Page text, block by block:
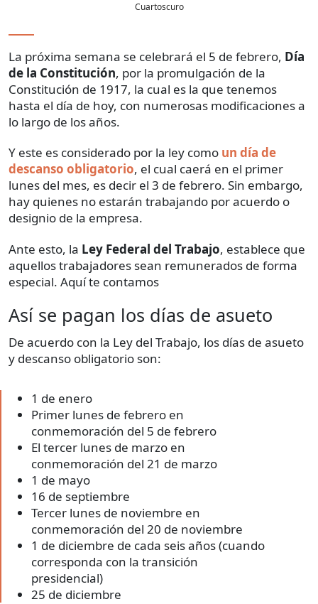
Cuartoscuro
La próxima semana se celebrará el 5 de febrero, Día
de la Constitución, por la promulgación de la
Constitución de 1917, la cual es la que tenemos
hasta el día de hoy, con numerosas modificaciones a
lo largo de los años.
Y este es considerado por la ley como un día de
descanso obligatorio, el cual caerá en el primer
lunes del mes, es decir el 3 de febrero. Sin embargo,
hay quienes no estarán trabajando por acuerdo o
designio de la empresa.
Ante esto, la Ley Federal del Trabajo, establece que
aquellos trabajadores sean remunerados de forma
especial. Aquí te contamos
Así se pagan los días de asueto
De acuerdo con la Ley del Trabajo, los días de asueto
y descanso obligatorio son:
1 de enero
Primer lunes de febrero en
conmemoración del 5 de febrero
El tercer lunes de marzo en
conmemoración del 21 de marzo
1 de mayo
16 de septiembre
Tercer lunes de noviembre en
conmemoración del 20 de noviembre
1 de diciembre de cada seis años (cuando
corresponda con la transición
presidencial)
25 de diciembre